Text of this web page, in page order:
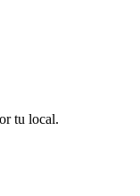
tu local.